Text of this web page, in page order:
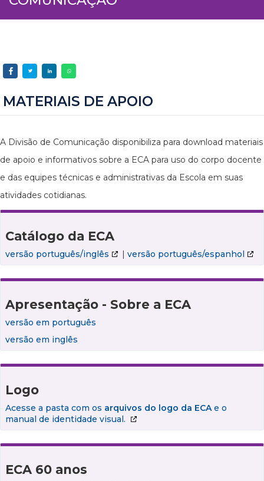
MATERIAIS DE APOIO
A Divisão de Comunicação disponibiliza para download materiais
de apoio e informativos sobre a ECA para uso do corpo docente
e das equipes técnicas e administrativas da Escola em suas
atividades cotidianas.
Catálogo da ECA
versão português/inglês | versão português/espanhol
Apresentação - Sobre a ECA
versão em português
versão em inglês
Logo
Acesse a pasta com os arquivos do logo da ECA e o
manual de identidade visual.
ECA 60 anos